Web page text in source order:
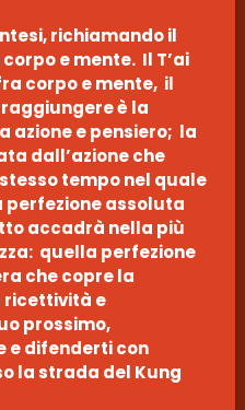
richiamando il
e mente. Il T’ai
corpo e mente, il
è la
azione e pensiero; la
dall’azione che
tempo nel quale
perfezione assoluta
accadrà nella più
quella perfezione
che copre la
ricettività e
prossimo,
e difenderti con
la strada del Kung